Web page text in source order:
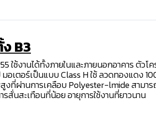
B3
ช้งานได้ทั้งภายในและภายนอกอาคาร ตัวโ
เตอร์เป็นแบบ Class H ใช้ ลวดทองแดง
ที่ผ่านการเคลือบ Polyester-lmide สามา
สั่นสะเทือนที่น้อย อายุการใช้งานที่ยาวนาน